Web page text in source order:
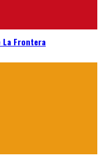
La Frontera